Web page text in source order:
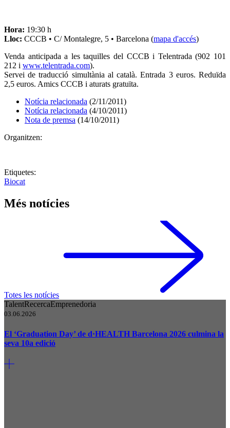
Hora: 19:30 h
Lloc: CCCB • C/ Montalegre, 5 • Barcelona (mapa d'accés)
Venda anticipada a les taquilles del CCCB i Telentrada (902 101
212 i www.telentrada.com).
Servei de traducció simultània al català. Entrada 3 euros. Reduïda
2,5 euros. Amics CCCB i aturats gratuïta.
Notícia relacionada (2/11/2011)
Notícia relacionada (4/10/2011)
Nota de premsa (14/10/2011)
Organitzen:
Etiquetes:
Biocat
Més notícies
Totes les notícies
TalentRecercaEmprenedoria
03.06.2026
El ‘Graduation Day’ de d·HEALTH Barcelona 2026 culmina la
seva 10a edició